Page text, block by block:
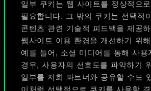
일부 쿠키는 웹 사이트를 정상적으
필요합니다. 그 밖의 쿠키는 선택적
콘텐츠 관련 기술적 피드백을 제공
웹사이트 이용 환경을 개선하기 위
예를 들어, 소셜 미디어를 통해 사용
경우, 사용자의 선호도를 파악하기
일부를 저희 파트너와 공유할 수도
덱 이름 짓기 & 가이드
덱 편집
또는